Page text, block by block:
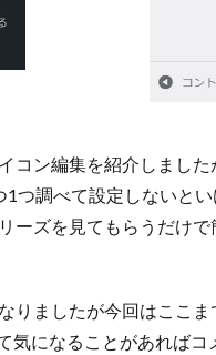
コン編集を紹介しまし
つ調べて設定しないと
ーズを見てもらうだけ
りましたが今回はここま
気になることがあれば